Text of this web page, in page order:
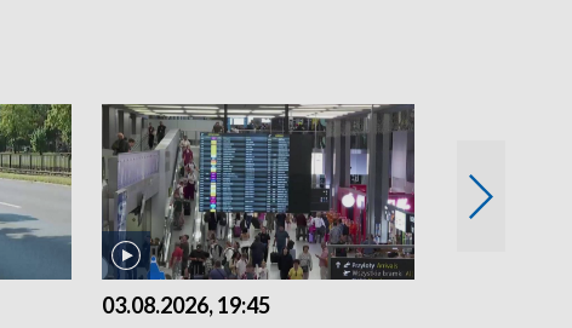
03.08.2026, 19:45